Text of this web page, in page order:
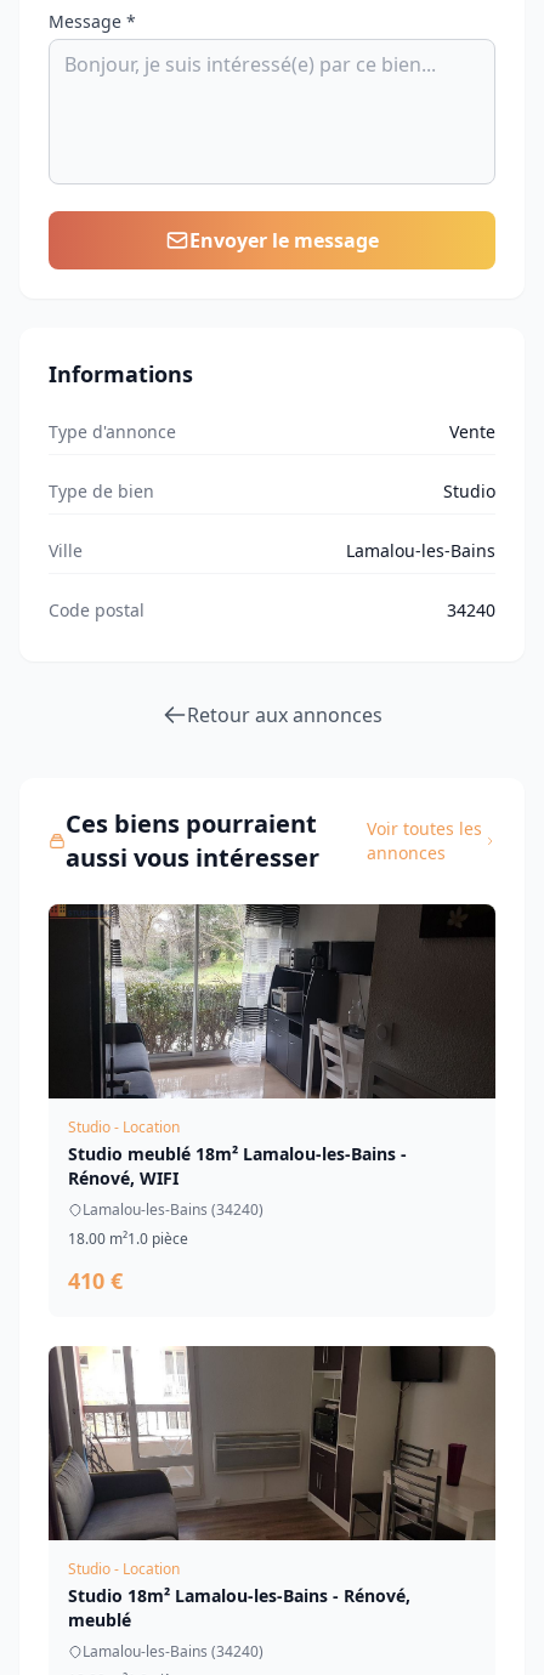
Message *
Envoyer le message
Informations
Type d'annonce Vente
Type de bien Studio
Ville Lamalou-les-Bains
Code postal 34240
Retour aux annonces
Ces biens pourraient
aussi vous intéresser
Voir toutes les
annonces
Studio - Location
Studio meublé 18m² Lamalou-les-Bains -
Rénové, WIFI
Lamalou-les-Bains (34240)
18.00 m²1.0 pièce
410 €
Studio - Location
Studio 18m² Lamalou-les-Bains - Rénové,
meublé
Lamalou-les-Bains (34240)